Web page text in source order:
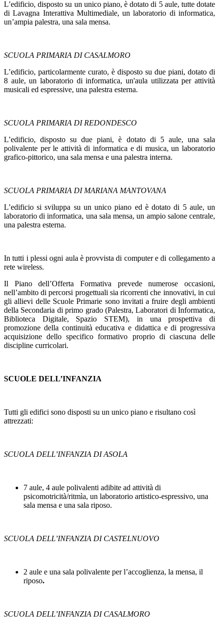
L’edificio, disposto su un unico piano, è dotato di 5 aule, tutte dotate
di Lavagna Interattiva Multimediale, un laboratorio di informatica,
un’ampia palestra, una sala mensa.
SCUOLA PRIMARIA DI CASALMORO
L’edificio, particolarmente curato, è disposto su due piani, dotato di
8 aule, un laboratorio di informatica, un'aula utilizzata per attività
musicali ed espressive, una palestra esterna.
SCUOLA PRIMARIA DI REDONDESCO
L’edificio, disposto su due piani, è dotato di 5 aule, una sala
polivalente per le attività di informatica e di musica, un laboratorio
grafico-pittorico, una sala mensa e una palestra interna.
SCUOLA PRIMARIA DI MARIANA MANTOVANA
L’edificio si sviluppa su un unico piano ed è dotato di 5 aule, un
laboratorio di informatica, una sala mensa, un ampio salone centrale,
una palestra esterna.
In tutti i plessi ogni aula è provvista di computer e di collegamento a
rete wireless.
Il Piano dell’Offerta Formativa prevede numerose occasioni,
nell’ambito di percorsi progettuali sia ricorrenti che innovativi, in cui
gli allievi delle Scuole Primarie sono invitati a fruire degli ambienti
della Secondaria di primo grado (Palestra, Laboratori di Informatica,
Biblioteca Digitale, Spazio STEM), in una prospettiva di
promozione della continuità educativa e didattica e di progressiva
acquisizione dello specifico formativo proprio di ciascuna delle
discipline curricolari.
SCUOLE DELL’INFANZIA
Tutti gli edifici sono disposti su un unico piano e risultano così
attrezzati:
SCUOLA DELL’INFANZIA DI ASOLA
7 aule, 4 aule polivalenti adibite ad attività di
psicomotricità/ritmìa, un laboratorio artistico-espressivo, una
sala mensa e una sala riposo.
SCUOLA DELL’INFANZIA DI CASTELNUOVO
2 aule e una sala polivalente per l’accoglienza, la mensa, il
riposo.
SCUOLA DELL’INFANZIA DI CASALMORO